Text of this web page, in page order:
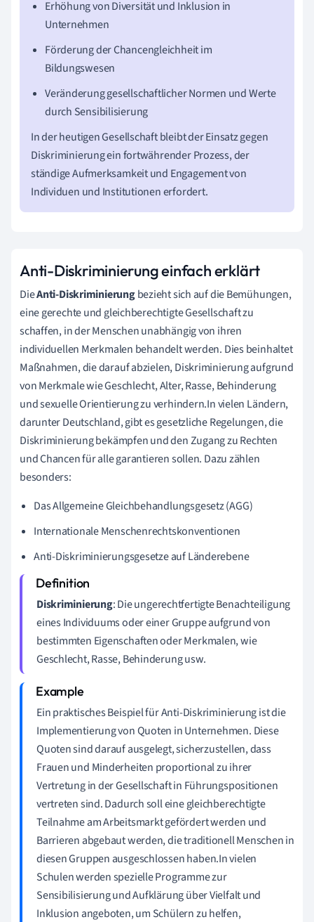
Erhöhung von Diversität und Inklusion in
Unternehmen
Förderung der Chancengleichheit im
Bildungswesen
Veränderung gesellschaftlicher Normen und Werte
durch Sensibilisierung
In der heutigen Gesellschaft bleibt der Einsatz gegen
Diskriminierung ein fortwährender Prozess, der
ständige Aufmerksamkeit und Engagement von
Individuen und Institutionen erfordert.
Anti-Diskriminierung einfach erklärt
DieAnti-Diskriminierungbezieht sich auf die Bemühungen,
eine gerechte und gleichberechtigte Gesellschaft zu
schaffen, in der Menschen unabhängig von ihren
individuellen Merkmalen behandelt werden. Dies beinhaltet
Maßnahmen, die darauf abzielen, Diskriminierung aufgrund
von Merkmale wie Geschlecht, Alter, Rasse, Behinderung
und sexuelle Orientierung zu verhindern.In vielen Ländern,
darunter Deutschland, gibt es gesetzliche Regelungen, die
Diskriminierung bekämpfen und den Zugang zu Rechten
und Chancen für alle garantieren sollen. Dazu zählen
besonders:
Das Allgemeine Gleichbehandlungsgesetz (AGG)
Internationale Menschenrechtskonventionen
Anti-Diskriminierungsgesetze auf Länderebene
Diskriminierung: Die ungerechtfertigte Benachteiligung
eines Individuums oder einer Gruppe aufgrund von
bestimmten Eigenschaften oder Merkmalen, wie
Geschlecht, Rasse, Behinderung usw.
Ein praktisches Beispiel für Anti-Diskriminierung ist die
Implementierung von Quoten in Unternehmen. Diese
Quoten sind darauf ausgelegt, sicherzustellen, dass
Frauen und Minderheiten proportional zu ihrer
Vertretung in der Gesellschaft in Führungspositionen
vertreten sind. Dadurch soll eine gleichberechtigte
Teilnahme am Arbeitsmarkt gefördert werden und
Barrieren abgebaut werden, die traditionell Menschen in
diesen Gruppen ausgeschlossen haben.In vielen
Schulen werden spezielle Programme zur
Sensibilisierung und Aufklärung über Vielfalt und
Inklusion angeboten, um Schülern zu helfen,